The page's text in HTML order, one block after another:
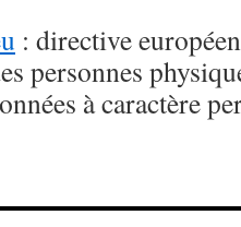
: directive
personnes
à caractère